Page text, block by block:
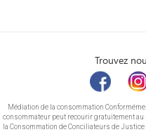
Trouvez
Médiation de la consommation
consommateur peut recourir gratuitement au
la Consommation de Conciliateurs de